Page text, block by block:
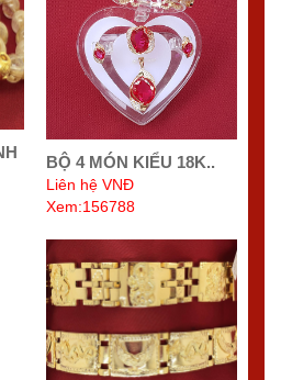
BỘ 4 MÓN KIỂU 18K..
Liên hệ VNĐ
Xem:156788